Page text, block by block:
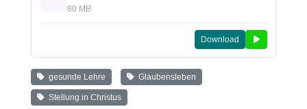
80 MB
Download
gesunde Lehre Glaubensleben
Stellung in Christus